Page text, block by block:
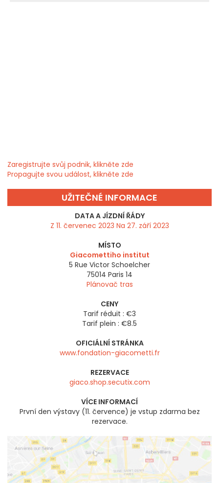
Zaregistrujte svůj podnik, klikněte zde
Propagujte svou událost, klikněte zde
UŽITEČNÉ INFORMACE
DATA A JÍZDNÍ ŘÁDY
Z 11. červenec 2023 Na 27. září 2023
MÍSTO
Giacomettiho institut
5 Rue Victor Schoelcher
75014 Paris 14
Plánovač tras
CENY
Tarif réduit : €3
Tarif plein : €8.5
OFICIÁLNÍ STRÁNKA
www.fondation-giacometti.fr
REZERVACE
giaco.shop.secutix.com
VÍCE INFORMACÍ
První den výstavy (11. července) je vstup zdarma bez
rezervace.